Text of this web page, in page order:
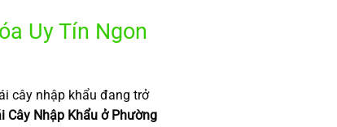
Uy Tín Ngon
cây nhập khẩu đang trở
Cây Nhập Khẩu ở Phường